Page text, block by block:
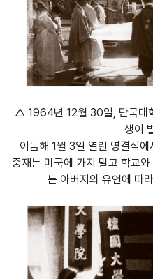
△ 1964년 12월 30일, 단국대
생이
이듬해 1월 3일 열린 영결식
중재는 미국에 가지 말고 학교
는 아버지의 유언에 따